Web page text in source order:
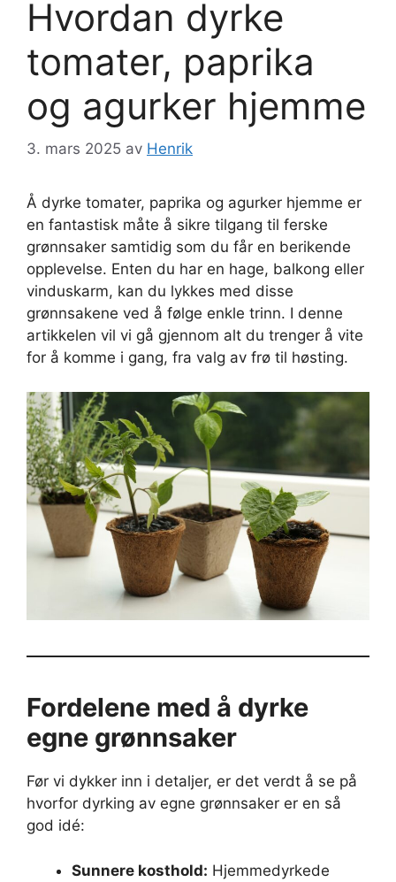
Hvordan dyrke
tomater, paprika
og agurker hjemme
3. mars 2025 av Henrik
Å dyrke tomater, paprika og agurker hjemme er
en fantastisk måte å sikre tilgang til ferske
grønnsaker samtidig som du får en berikende
opplevelse. Enten du har en hage, balkong eller
vinduskarm, kan du lykkes med disse
grønnsakene ved å følge enkle trinn. I denne
artikkelen vil vi gå gjennom alt du trenger å vite
for å komme i gang, fra valg av frø til høsting.
Fordelene med å dyrke
egne grønnsaker
Før vi dykker inn i detaljer, er det verdt å se på
hvorfor dyrking av egne grønnsaker er en så
god idé:
Sunnere kosthold: Hjemmedyrkede